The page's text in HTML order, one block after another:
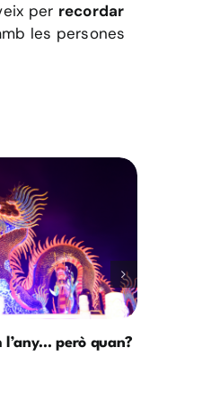
per recordar
les persones
l’any… però quan?